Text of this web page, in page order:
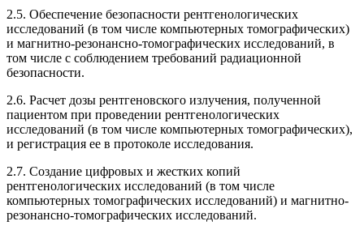
2.5. Обеспечение безопасности рентгенологических
исследований (в том числе компьютерных томографических)
и магнитно-резонансно-томографических исследований, в
том числе с соблюдением требований радиационной
безопасности.
2.6. Расчет дозы рентгеновского излучения, полученной
пациентом при проведении рентгенологических
исследований (в том числе компьютерных томографических),
и регистрация ее в протоколе исследования.
2.7. Создание цифровых и жестких копий
рентгенологических исследований (в том числе
компьютерных томографических исследований) и магнитно-
резонансно-томографических исследований.